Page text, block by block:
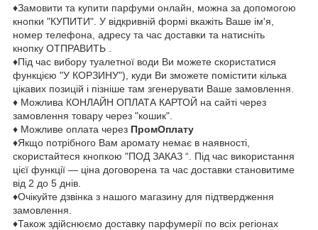
♦Замовити та купити парфуми онлайн, можна за допомогою
кнопки "КУПИТИ". У відкривній формі вкажіть Ваше ім'я,
номер телефона, адресу та час доставки та натисніть
кнопку ОТПРАВИТЬ .
♦Під час вибору туалетної води Ви можете скористатися
функцією "У КОРЗИНУ"), куди Ви зможете помістити кілька
цікавих позицій і пізніше там згенерувати Ваше замовлення.
♦ Можлива КОНЛАЙН ОПЛАТА КАРТОЙ на сайті через
замовлення товару через "кошик".
♦ Можливе оплата через ПромОплату
♦Якщо потрібного Вам аромату немає в наявності,
скористайтеся кнопкою "ПОД ЗАКАЗ “. Під час використання
цієї функції — ціна договорена та час доставки становитиме
від 2 до 5 днів.
♦Очікуйте дзвінка з нашого магазину для підтвердження
замовлення.
♦Також здійснюємо доставку парфумерії по всіх регіонах